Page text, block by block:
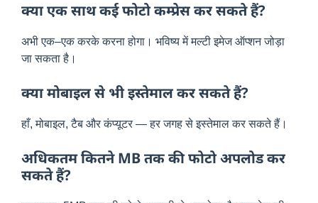
क्या एक साथ कई फोटो कम्प्रेस कर सकते हैं?
अभी एक–एक करके करना होगा। भविष्य में मल्टी इमेज ऑप्शन जोड़ा
जा सकता है।
क्या मोबाइल से भी इस्तेमाल कर सकते हैं?
हाँ, मोबाइल, टैब और कंप्यूटर — हर जगह से इस्तेमाल कर सकते हैं।
अधिकतम कितने MB तक की फोटो अपलोड कर
सकते हैं?